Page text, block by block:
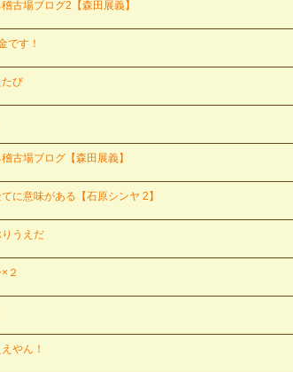
古場ブログ2【森田展義】
です！
たび
古場ブログ【森田展義】
に意味がある【石原シンヤ 2】
うえだ
２
やん！